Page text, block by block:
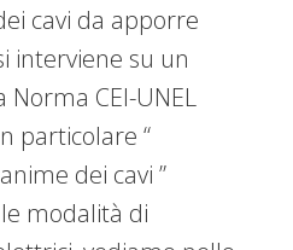
cavi da apporre
interviene su un
CEI-UNEL
particolare “
dei cavi ”
modalità di